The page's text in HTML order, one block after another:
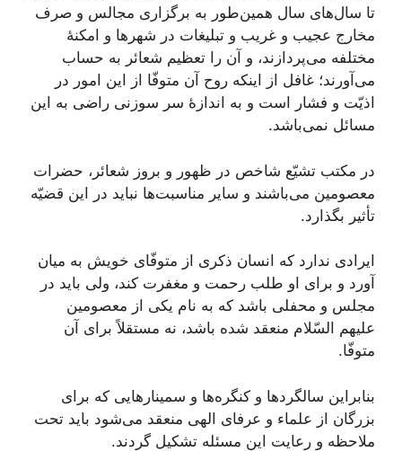
تا سال‌های سال همین‌طور به برگزاری مجالس و صرف
مخارج عجیب و غریب و تبلیغات در شهرها و امکنۀ
مختلفه می‌پردازند، و آن را تعظیم شعائر به حساب
می‌آورند؛ غافل از اینکه روح آن متوفّا از این امور در
اذیّت و فشار است و به اندازۀ سر سوزنی راضی به این
مسائل نمی‌باشد.
در مکتب تشیّع شاخص در ظهور و بروز شعائر، حضرات
معصومین می‌باشند و سایر مناسبت‌ها نباید در این قضیّه
تأثیر بگذارد.
ایرادی ندارد که انسان ذکری از متوفّای خویش به میان
آورد و برای او طلب رحمت و مغفرت کند، ولی باید در
مجلس و محفلی باشد که به نام یکی از معصومین
علیهم السّلام منعقد شده باشد، نه مستقلاً برای آن
متوفّا.
بنابراین سالگردها و کنگره‌ها و سمینارهایی که برای
بزرگان از علماء و عرفای الهی منعقد می‌شود باید تحت
ملاحظه و رعایت این مسئله تشکیل گردند.